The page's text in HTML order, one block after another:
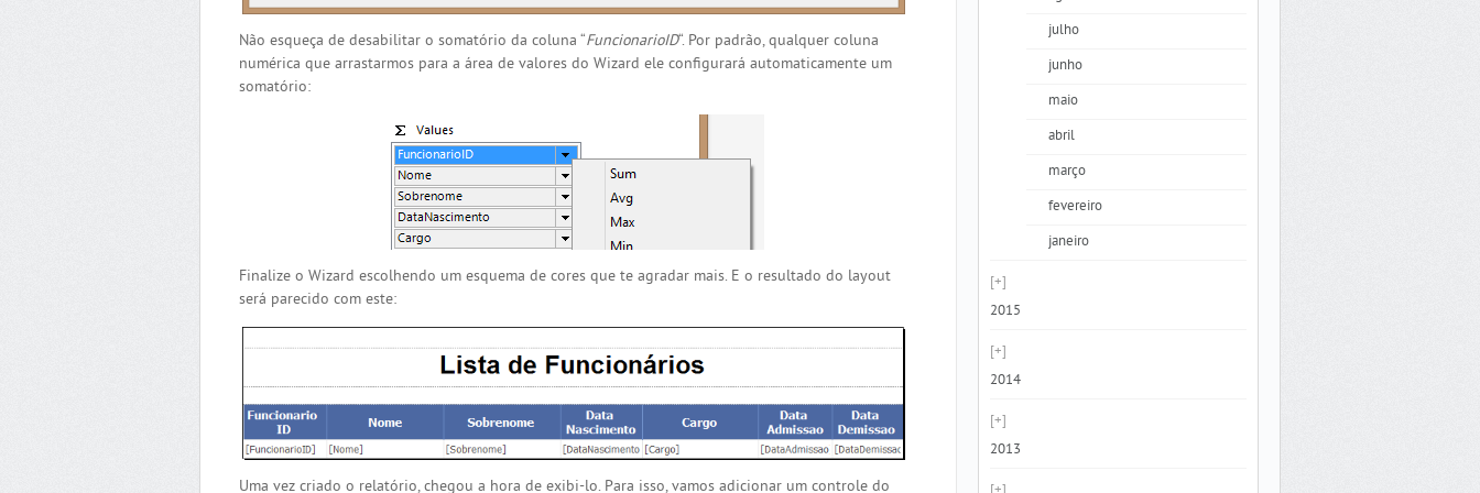
Não esqueça de desabilitar o somatório da coluna “FuncionarioID“. Por padrão, qualquer coluna
numérica que arrastarmos para a área de valores do Wizard ele configurará automaticamente um
somatório:
Finalize o Wizard escolhendo um esquema de cores que te agradar mais. E o resultado do layout
será parecido com este:
Uma vez criado o relatório, chegou a hora de exibi-lo. Para isso, vamos adicionar um controle do
julho
junho
maio
abril
março
fevereiro
janeiro
2015
2014
2013